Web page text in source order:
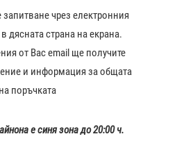
запитване чрез електронния
дясната страна на екрана.
от Вас еmail ще получите
и информация за общата
поръчката
е синя зона до 20:00 ч.